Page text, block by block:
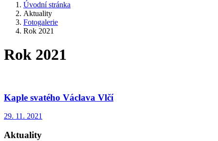
Úvodní stránka
Aktuality
Fotogalerie
Rok 2021
Rok 2021
Kaple svatého Václava Vlčí
29. 11. 2021
Aktuality